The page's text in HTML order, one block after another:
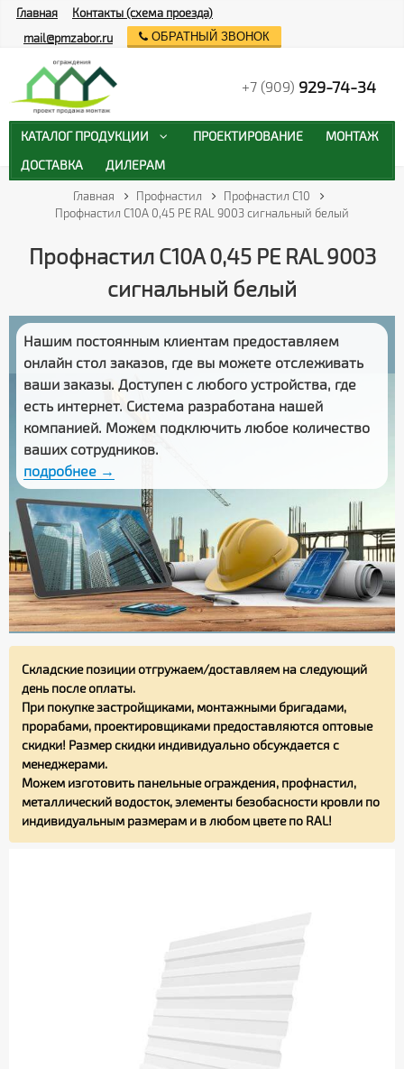
Главная Профнастил
Профнастил С10
Профнастил С10A 0,45 PE RAL 9003 сигнальный белый
Профнастил С10A 0,45 PE RAL 9003
сигнальный белый
Нашим постоянным клиентам предоставляем
онлайн стол заказов, где вы можете отслеживать
ваши заказы. Доступен с любого устройства, где
есть интернет. Система разработана нашей
компанией. Можем подключить любое количество
ваших сотрудников.
подробнее →
Складские позиции отгружаем/доставляем на следующий
день после оплаты.
При покупке застройщиками, монтажными бригадами,
прорабами, проектировщиками предоставляются оптовые
скидки! Размер скидки индивидуально обсуждается с
менеджерами.
Можем изготовить панельные ограждения, профнастил,
металлический водосток, элементы безобасности кровли по
индивидуальным размерам и в любом цвете по RAL!
Главная
Контакты (схема проезда)
mail@pmzabor.ru
ОБРАТНЫЙ ЗВОНОК
+7 (909) 929-74-34
КАТАЛОГ ПРОДУКЦИИ ПРОЕКТИРОВАНИЕ
МОНТАЖ
ДОСТАВКА
ДИЛЕРАМ